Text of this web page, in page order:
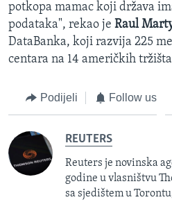
potkopa mamac koji država
podataka", rekao je Raul
DataBanka, koji razvija 225
centara na 14 američkih
Podijeli Follow us
REUTERS
Reuters je novinska
godine u vlasništvu
sa sjedištem u